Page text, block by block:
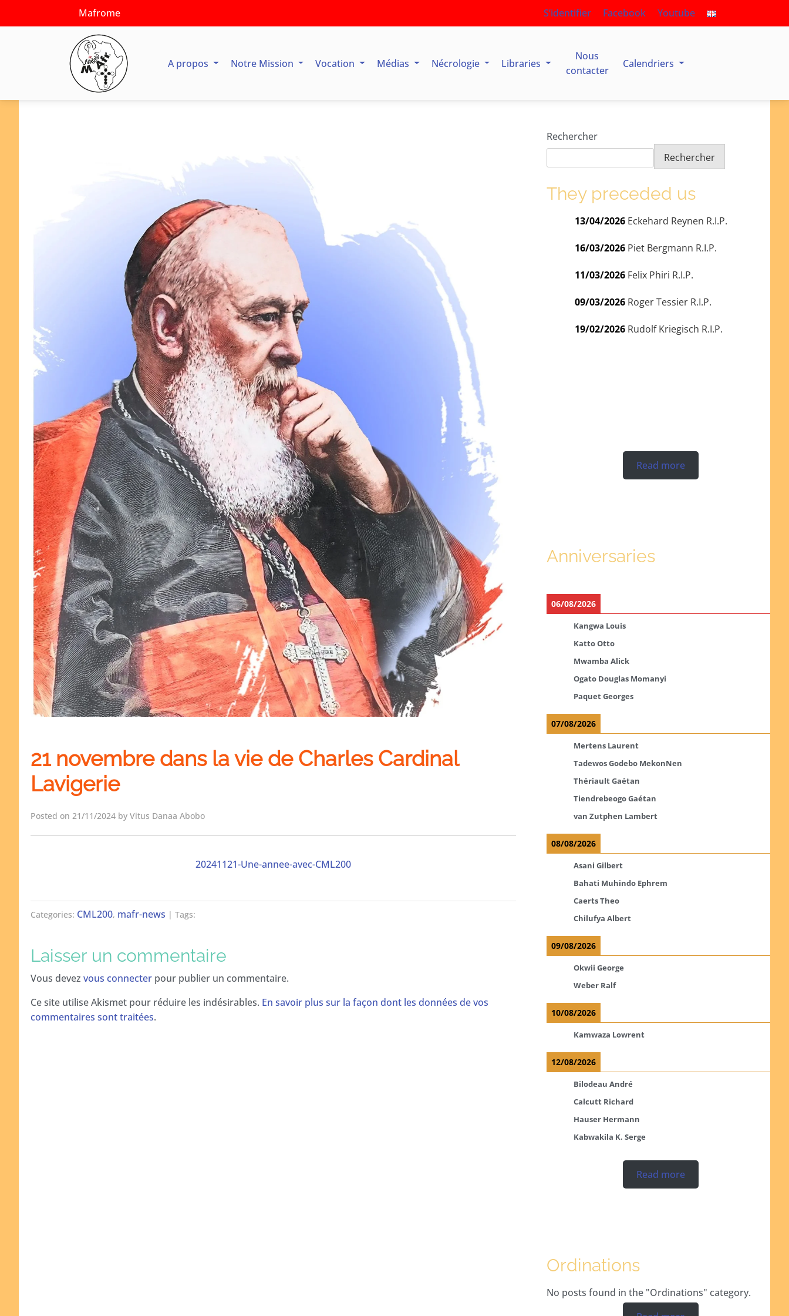
Mafrome S’identifier Facebook Youtube
A propos Notre Mission Vocation Médias Nécrologie Libraries
Nous
contacter
Calendriers
21 novembre dans la vie de Charles Cardinal
Lavigerie
Posted on 21/11/2024 by Vitus Danaa Abobo
20241121-Une-annee-avec-CML200
Categories: CML200, mafr-news | Tags:
Laisser un commentaire
Vous devez vous connecter pour publier un commentaire.
Ce site utilise Akismet pour réduire les indésirables. En savoir plus sur la façon dont les données de vos
commentaires sont traitées.
Rechercher
Rechercher
They preceded us
13/04/2026 Eckehard Reynen R.I.P.
16/03/2026 Piet Bergmann R.I.P.
11/03/2026 Felix Phiri R.I.P.
09/03/2026 Roger Tessier R.I.P.
19/02/2026 Rudolf Kriegisch R.I.P.
Read more
Anniversaries
06/08/2026
Kangwa Louis
Katto Otto
Mwamba Alick
Ogato Douglas Momanyi
Paquet Georges
07/08/2026
Mertens Laurent
Tadewos Godebo MekonNen
Thériault Gaétan
Tiendrebeogo Gaétan
van Zutphen Lambert
08/08/2026
Asani Gilbert
Bahati Muhindo Ephrem
Caerts Theo
Chilufya Albert
09/08/2026
Okwii George
Weber Ralf
10/08/2026
Kamwaza Lowrent
12/08/2026
Bilodeau André
Calcutt Richard
Hauser Hermann
Kabwakila K. Serge
Read more
Ordinations
No posts found in the "Ordinations" category.